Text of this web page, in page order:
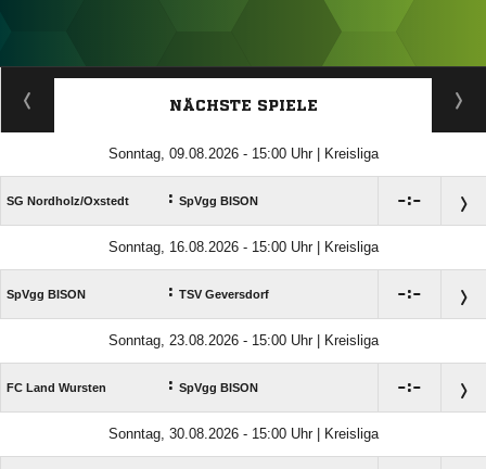
ANZEIGE
NÄCHSTE SPIELE
Sonntag, 09.08.2026 - 15:00 Uhr | Kreisliga
SG Nordholz/​Oxstedt : SpVgg BISON :
Sonntag, 16.08.2026 - 15:00 Uhr | Kreisliga
SpVgg BISON : TSV Geversdorf :
Sonntag, 23.08.2026 - 15:00 Uhr | Kreisliga
FC Land Wursten : SpVgg BISON :
Sonntag, 30.08.2026 - 15:00 Uhr | Kreisliga